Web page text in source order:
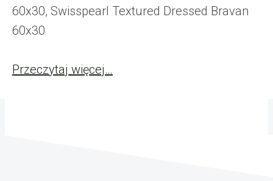
60x30, Swisspearl Textured Dressed Bravan
60x30
Przeczytaj więcej…